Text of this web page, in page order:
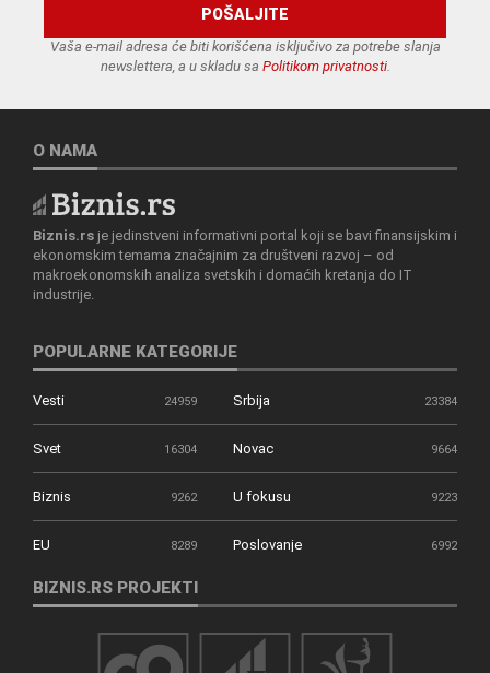
Vaša e-mail adresa će biti korišćena isključivo za potrebe slanja
newslettera, a u skladu sa Politikom privatnosti.
O NAMA
Biznis.rs je jedinstveni informativni portal koji se bavi finansijskim i
ekonomskim temama značajnim za društveni razvoj – od
makroekonomskih analiza svetskih i domaćih kretanja do IT
industrije.
POPULARNE KATEGORIJE
Vesti 24959 Srbija 23384
Svet 16304 Novac 9664
Biznis 9262 U fokusu 9223
EU 8289 Poslovanje 6992
BIZNIS.RS PROJEKTI